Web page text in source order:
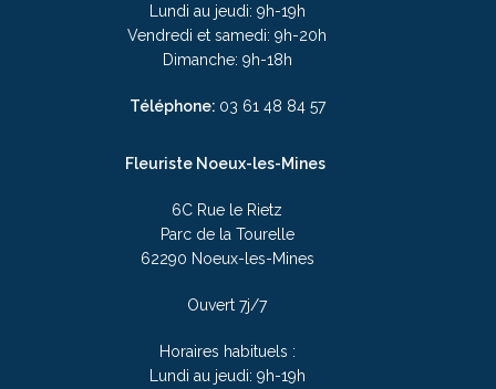
Lundi au jeudi: 9h-19h
Vendredi et samedi: 9h-20h
Dimanche: 9h-18h
Téléphone: 03 61 48 84 57
Fleuriste Noeux-les-Mines
6C Rue le Rietz
Parc de la Tourelle
62290 Noeux-les-Mines
Ouvert 7j/7
Horaires habituels :
Lundi au jeudi: 9h-19h